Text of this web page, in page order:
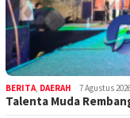
BERITA, DAERAH 7 Agustus
Talenta Muda